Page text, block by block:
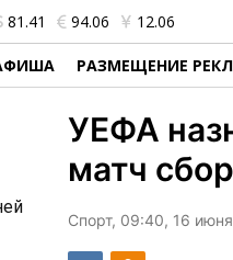
81.41 94.06 12.06
РАЗМЕЩЕНИЕ
УЕФА
матч
Спорт, 09:40, 16